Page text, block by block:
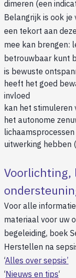
dimeren (een
Belangrijk is ook
een tekort aan
mee kan brengen:
betrouwbaar kunt
is bewuste
heeft het goed
invloed
kan het stimuleren
het autonome
uitwerking hebben
Voor alle
materiaal voor uw
begeleiding, boek
Herstellen na
‘Alles over sepsis’
‘Nieuws en tips‘